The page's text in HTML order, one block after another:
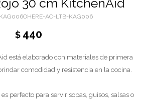
30 cm KitchenAid
AC-LTB-KAG006
$ 440
está elaborado con materiales de primera
comodidad y resistencia en la cocina.
perfecto para servir sopas, guisos, salsas o